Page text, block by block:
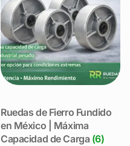
Ruedas de Fierro Fundido
en México | Máxima
Capacidad de Carga (6)